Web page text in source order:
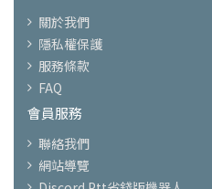
關於我們
隱私權保護
服務條款
FAQ
會員服務
聯絡我們
網站導覽